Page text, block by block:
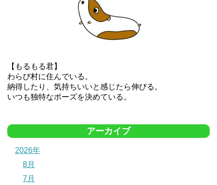
【もるもる君】
わらび村に住んでいる。
納得したり、気持ちいいと感じたら伸びる。
いつも独特なポーズを決めている。
アーカイブ
2026年
8月
7月